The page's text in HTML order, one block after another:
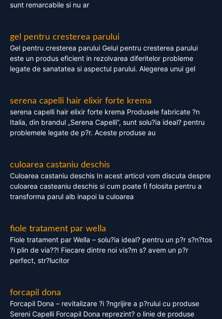
sunt remarcabile si nu ar
gel pentru cresterea parului
Gel pentru cresterea parului Gelul pentru cresterea parului
este un produs eficient in rezolvarea diferitelor probleme
legate de sanatatea si aspectul parului. Alegerea unui gel
serena capelli hair elixir forte krema
serena capelli hair elixir forte krema Produsele fabricate ?n
Italia, din brandul „Serena Capelli”, sunt solu?ia ideal? pentru
problemele legate de p?r. Aceste produse au
culoarea castaniu deschis
Culoarea castaniu deschis In acest articol vom discuta despre
culoarea casteaniu deschis si cum poate fi folosita pentru a
transforma parul alb inapoi la culoarea
fiole tratament par wella
Fiole tratament par Wella – solu?ia ideal? pentru un p?r s?n?tos
?i plin de via??! Fiecare dintre noi vis?m s? avem un p?r
perfect, str?lucitor
forcapil dona
Forcapil Dona – revitalizare ?i ?ngrijire a p?rului cu produse
Sereni Capelli Forcapil Dona reprezint? o linie de produse